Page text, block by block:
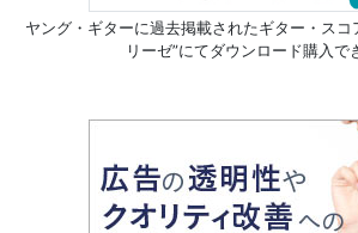
ヤング・ギターに過去掲載されたギター・スコ
リーゼ”にてダウンロード購入で